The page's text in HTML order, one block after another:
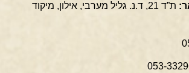
ת”ד 21, ד.נ. גליל מערבי, אילון, מיקוד
053-